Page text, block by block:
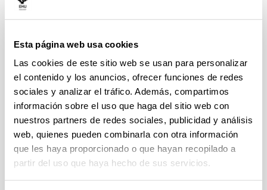
Esta página web usa cookies
Las cookies de este sitio web se usan para personalizar
el contenido y los anuncios, ofrecer funciones de redes
sociales y analizar el tráfico. Además, compartimos
información sobre el uso que haga del sitio web con
nuestros partners de redes sociales, publicidad y análisis
web, quienes pueden combinarla con otra información
que les haya proporcionado o que hayan recopilado a
partir del uso que haya hecho de sus servicios.
Ciencia y Tecnología Espacial
Ingeniería de Materiales Avanzados
Ingeniería Energética Sostenible
Investigación en Eficiencia Energética y
Sostenibilidad en Industria, Transporte,
Edificación y Urbanismo
Ingeniería Biomédica
Ciencia y Tecnología Cuánticas
Economía: Aplicaciones Empíricas y Políticas